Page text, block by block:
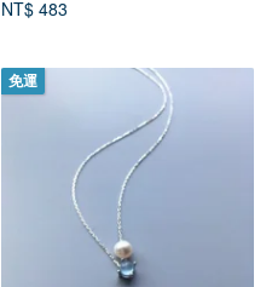
NT$ 483
免運